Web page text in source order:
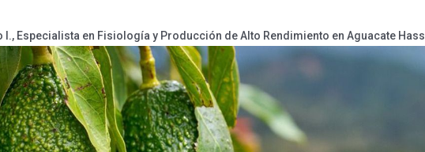
I., Especialista en Fisiología y Producción de Alto Rendimiento en Aguacate Hass